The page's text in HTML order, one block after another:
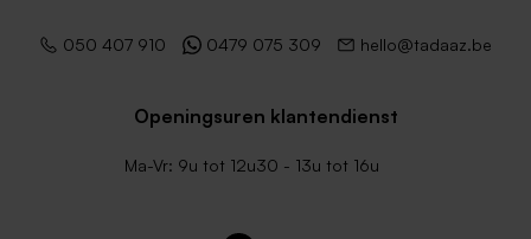
050 407 910 0479 075 309 hello@tadaaz.be
Openingsuren klantendienst
Ma-Vr: 9u tot 12u30 - 13u tot 16u